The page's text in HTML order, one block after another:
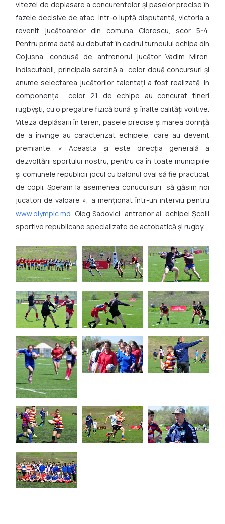
vitezei de deplasare a concurentelor şi paselor precise în
fazele decisive de atac. Intr-o luptă disputantă, victoria a
revenit jucătoarelor din comuna Ciorescu, scor 5-4.
Pentru prima dată au debutat în cadrul turneului echipa din
Cojusna, condusă de antrenorul jucător Vadim Miron.
Indiscutabil, principala sarcină a celor două concursuri şi
anume selectarea jucătorilor talentaţi a fost realizată. In
componenţa celor 21 de echipe au concurat tineri
rugbyşti, cu o pregatire fizică bună şi înalte calităţi volitive.
Viteza deplăsarii în teren, pasele precise şi marea dorinţă
de a învinge au caracterizat echipele, care au devenit
premiante. « Aceasta şi este direcţia generală a
dezvoltării sportului nostru, pentru ca în toate municipiile
şi comunele republicii jocul cu balonul oval să fie practicat
de copii. Speram la asemenea conucursuri să găsim noi
jucatori de valoare », a menţionat într-un interviu pentru
www.olympic.md Oleg Sadovici, antrenor al echipei Şcolii
sportive republicane specializate de actobatică şi rugby.